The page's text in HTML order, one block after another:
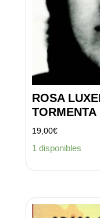
ROSA
TORMENTA
19,00€
1 disponibles